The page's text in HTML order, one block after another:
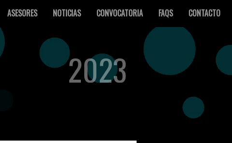
ASESORES NOTICIAS CONVOCATORIA FAQS CONTACTO
2023